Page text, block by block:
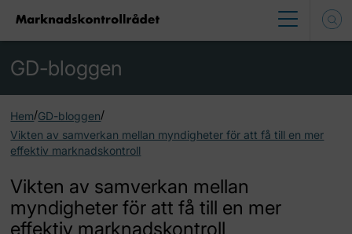
Hem/GD-bloggen/
Vikten av samverkan mellan myndigheter för att få till en mer
effektiv marknadskontroll
GD-bloggen
Vikten av samverkan mellan
myndigheter för att få till en mer
effektiv marknadskontroll